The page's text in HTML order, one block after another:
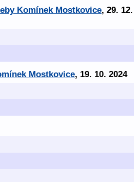
Komínek Mostkovice, 29. 12.
Mostkovice, 19. 10. 2024